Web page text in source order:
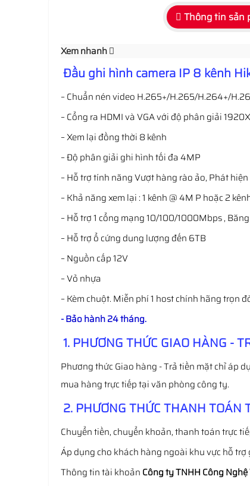
Thông tin sản
Xem nhanh
Đầu ghi hình camera IP 8 kênh
– Chuẩn nén video H.265+/H.265/H.264+/
– Cổng ra HDMI và VGA với độ phân giải
– Xem lại đồng thời 8 kênh
– Độ phân giải ghi hình tối đa 4MP
– Hỗ trợ tính năng Vượt hàng rào ảo, Phát
– Khả năng xem lại : 1 kênh @ 4M P hoặc 2
– Hỗ trợ 1 cổng mạng 10/100/1000Mbps ,
– Hỗ trợ ổ cứng dung lượng đến 6TB
– Nguồn cấp 12V
– Vỏ nhựa
– Kèm chuột. Miễn phí 1 host chính hãng trọn
- Bảo hành 24 tháng.
1. PHƯƠNG THỨC GIAO HÀNG -
Phương thức Giao hàng - Trả tiền mặt chỉ áp
mua hàng trực tiếp tại văn phòng công ty.
2. PHƯƠNG THỨC THANH TOÁN
Chuyển tiền, chuyển khoản, thanh toán trực
Áp dụng cho khách hàng ngoài khu vực hỗ
Thông tin tài khoản Công ty TNHH Công